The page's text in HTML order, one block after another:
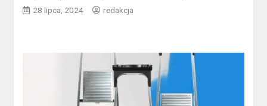
28 lipca, 2024 redakcja